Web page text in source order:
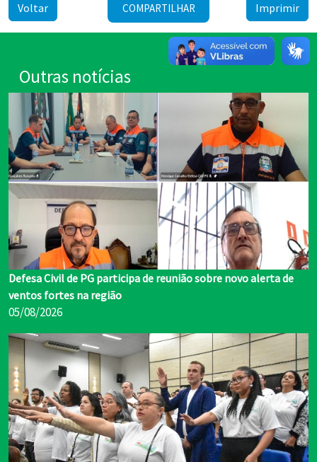
Voltar COMPARTILHAR Imprimir
Outras notícias
Defesa Civil de PG participa de reunião sobre novo alerta de
ventos fortes na região
05/08/2026